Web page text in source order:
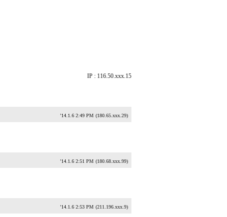
IP : 116.50.xxx.15
'14.1.6 2:49 PM (180.65.xxx.29)
'14.1.6 2:51 PM (180.68.xxx.99)
'14.1.6 2:53 PM (211.196.xxx.9)